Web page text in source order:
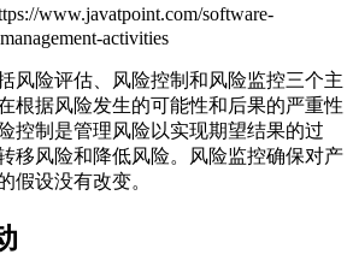
www.javatpoint.com/software-
activities
风险评估、风险控制和风险监控三个主
根据风险发生的可能性和后果的严重性
控制是管理风险以实现期望结果的过
移风险和降低风险。风险监控确保对产
假设没有改变。